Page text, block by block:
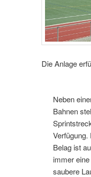
Die Anlage
Neben
Bahnen
Belag ist
immer
saubere